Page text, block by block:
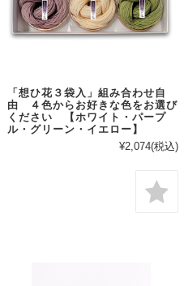
「想ひ花３袋入」組み合わせ自
由 ４色からお好きな色をお選び
ください 【ホワイト・パープ
ル・グリーン・イエロー】
¥2,074(税込)